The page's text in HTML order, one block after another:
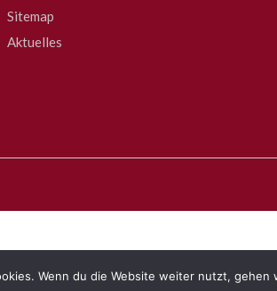
Sitemap
Aktuelles
Wenn du die Website weiter nutzt, gehen